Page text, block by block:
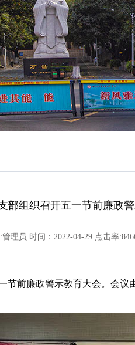
部组织召开五一节前廉政
管理员 时间：2022-04-29 点击率
节前廉政警示教育大会。会